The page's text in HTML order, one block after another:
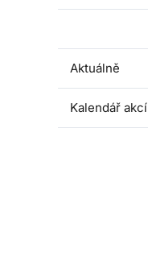
Aktuálně
Kalendář akcí